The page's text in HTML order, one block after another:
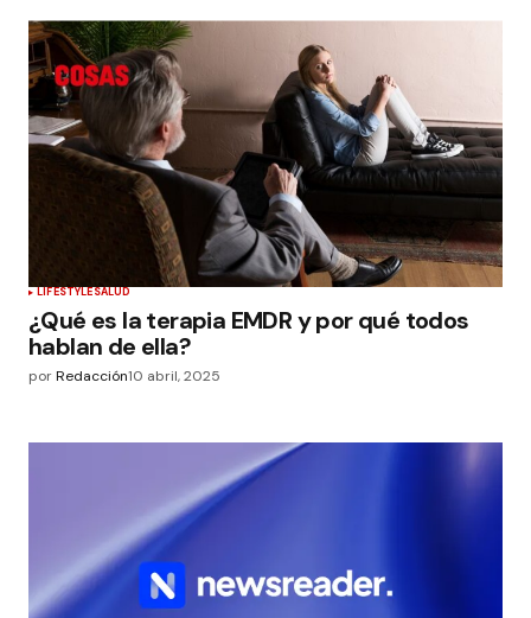
LIFESTYLESALUD
¿Qué es la terapia EMDR y por qué todos
hablan de ella?
porRedacción10 abril, 2025